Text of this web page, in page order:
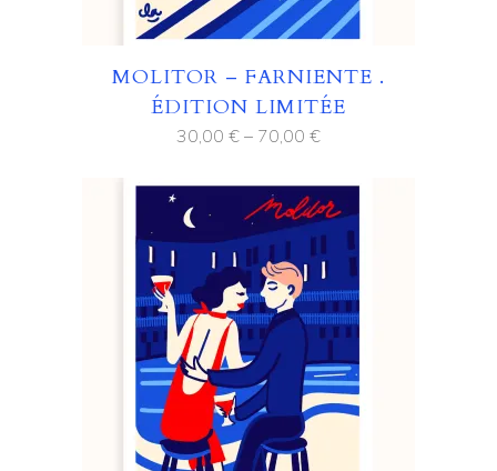
MOLITOR – FARNIENTE .
ÉDITION LIMITÉE
30,00 €– 70,00 €